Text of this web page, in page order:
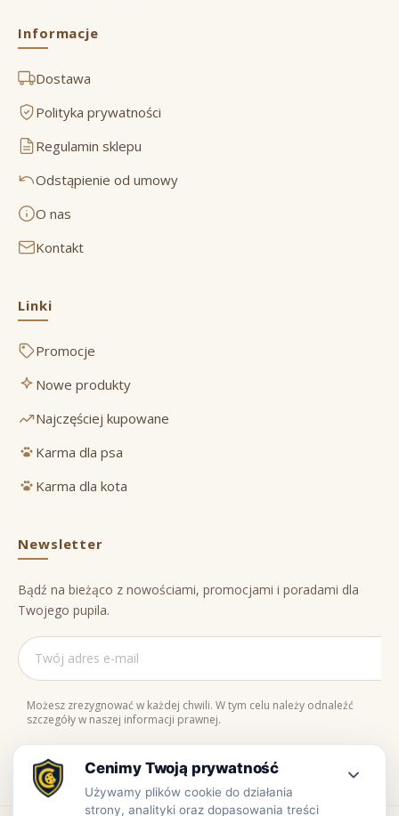
Informacje
Dostawa
Polityka prywatności
Regulamin sklepu
Odstąpienie od umowy
O nas
Kontakt
Linki
Promocje
Nowe produkty
Najczęściej kupowane
Karma dla psa
Karma dla kota
Newsletter
Bądź na bieżąco z nowościami, promocjami i poradami dla
Twojego pupila.
Możesz zrezygnować w każdej chwili. W tym celu należy odnaleźć
szczegóły w naszej informacji prawnej.
Naturalne składniki
100% jakości Zaufaj nam